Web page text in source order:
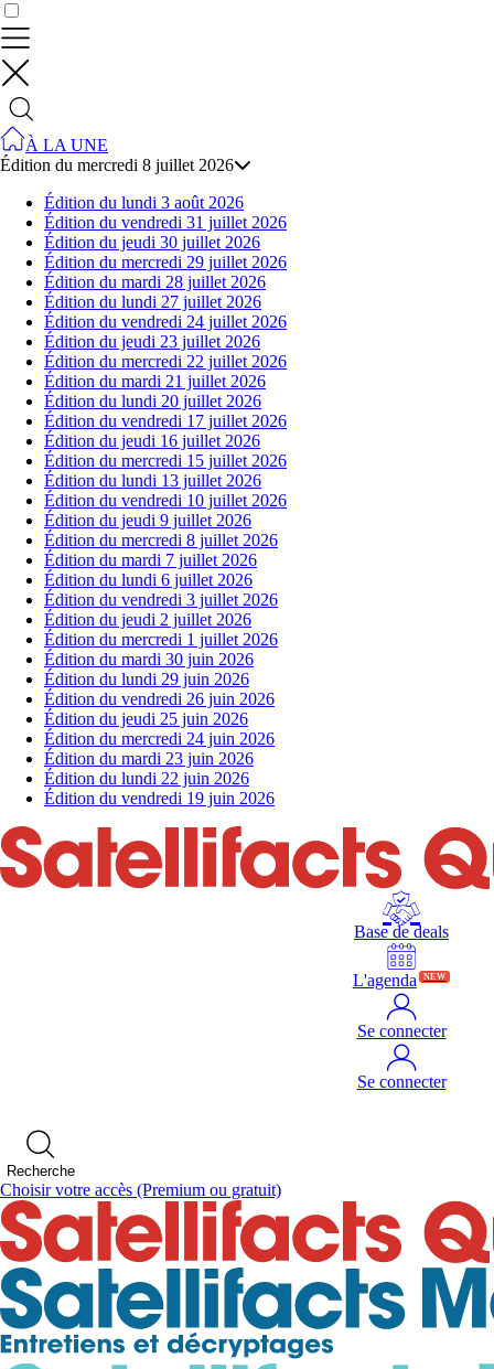
À LA UNE
Édition du mercredi 8 juillet 2026
Édition du lundi 3 août 2026
Édition du vendredi 31 juillet 2026
Édition du jeudi 30 juillet 2026
Édition du mercredi 29 juillet 2026
Édition du mardi 28 juillet 2026
Édition du lundi 27 juillet 2026
Édition du vendredi 24 juillet 2026
Édition du jeudi 23 juillet 2026
Édition du mercredi 22 juillet 2026
Édition du mardi 21 juillet 2026
Édition du lundi 20 juillet 2026
Édition du vendredi 17 juillet 2026
Édition du jeudi 16 juillet 2026
Édition du mercredi 15 juillet 2026
Édition du lundi 13 juillet 2026
Édition du vendredi 10 juillet 2026
Édition du jeudi 9 juillet 2026
Édition du mercredi 8 juillet 2026
Édition du mardi 7 juillet 2026
Édition du lundi 6 juillet 2026
Édition du vendredi 3 juillet 2026
Édition du jeudi 2 juillet 2026
Édition du mercredi 1 juillet 2026
Édition du mardi 30 juin 2026
Édition du lundi 29 juin 2026
Édition du vendredi 26 juin 2026
Édition du jeudi 25 juin 2026
Édition du mercredi 24 juin 2026
Édition du mardi 23 juin 2026
Édition du lundi 22 juin 2026
Édition du vendredi 19 juin 2026
Base de deals
L'agenda NEW
Se connecter
Se connecter
Recherche
Choisir votre accès (Premium ou gratuit)
Contrôler vos données